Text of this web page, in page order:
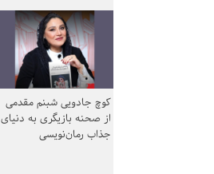
کوچ جادویی شبنم مقدمی
از صحنه بازیگری به دنیای
جذاب رمان‌نویسی